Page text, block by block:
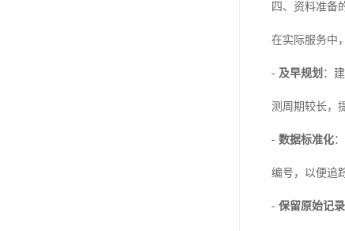
四、资料准备
在实际服务中
- 及早规划 ：
测周期较长，
- 数据标准化
编号，以便追
- 保留原始记录